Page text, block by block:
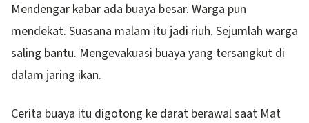
Mendengar kabar ada buaya besar. Warga pun
mendekat. Suasana malam itu jadi riuh. Sejumlah warga
saling bantu. Mengevakuasi buaya yang tersangkut di
dalam jaring ikan.
Cerita buaya itu digotong ke darat berawal saat Mat